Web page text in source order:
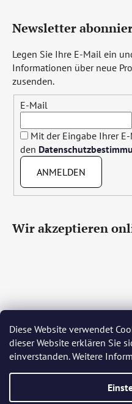
Diese Website verwendet
dieser Website erklären Sie
einverstanden. Weitere
Newsletter
Legen Sie Ihre E-Mail ein
Informationen über neue
zusenden.
E-Mail
Mit der Eingabe Ihrer
den
ANMELDEN
Wir akzeptieren
Čeština Slovenčina
Język polski Română
Português Български
Nederlands Українська